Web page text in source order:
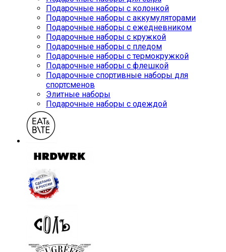
Подарочные наборы с колонкой
Подарочные наборы с аккумуляторами
Подарочные наборы с ежедневником
Подарочные наборы с кружкой
Подарочные наборы с пледом
Подарочные наборы с термокружкой
Подарочные наборы с флешкой
Подарочные спортивные наборы для
спортсменов
Элитные наборы
Подарочные наборы с одеждой